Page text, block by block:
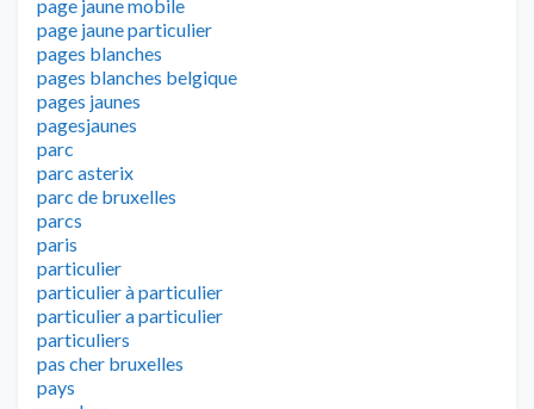
page jaune mobile
page jaune particulier
pages blanches
pages blanches belgique
pages jaunes
pagesjaunes
parc
parc asterix
parc de bruxelles
parcs
paris
particulier
particulier à particulier
particulier a particulier
particuliers
pas cher bruxelles
pays